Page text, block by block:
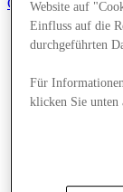
Geschäfte
Planen Sie
Was läuft
Website auf
Einfluss auf die
durchgeführten
Für
klicken Sie unten